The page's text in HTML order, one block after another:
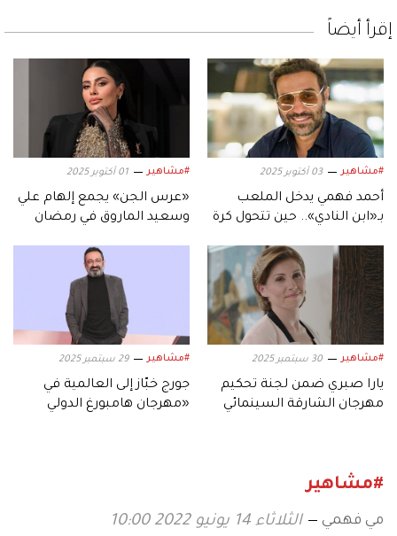
إقرأ أيضاً
#مشاهير 03 أكتوبر 2025
أحمد فهمي يدخل الملعب
بـ«ابن النادي».. حين تتحول كرة
#مشاهير 01 أكتوبر 2025
«عرس الجن» يجمع إلهام علي
وسعيد الماروق في رمضان
#مشاهير 30 سبتمبر 2025
يارا صبري ضمن لجنة تحكيم
مهرجان الشارقة السينمائي
#مشاهير 29 سبتمبر 2025
جورج خبّاز إلى العالمية في
«مهرجان هامبورغ الدولي
#مشاهير
مي فهمي الثلاثاء 14 يونيو 2022 10:00